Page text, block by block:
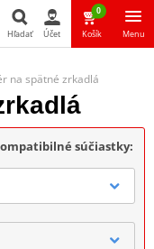
Hľadať
Hľadať Účet
0
Košík Menu
na spätné zrkadlá
súčiastky: